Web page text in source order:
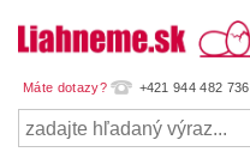
+421 944 482 736